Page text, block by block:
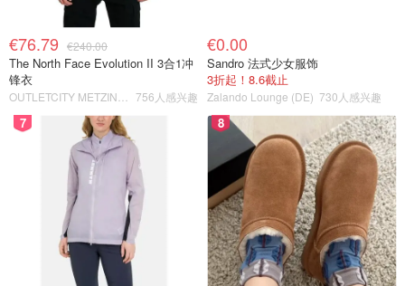
€76.79 €240.00
The North Face Evolution II 3合1冲
锋衣
756人感兴趣
€0.00
Sandro 法式少女服饰
3折起！8.6截止
Zalando Lounge (DE) 730人感兴趣
7 8